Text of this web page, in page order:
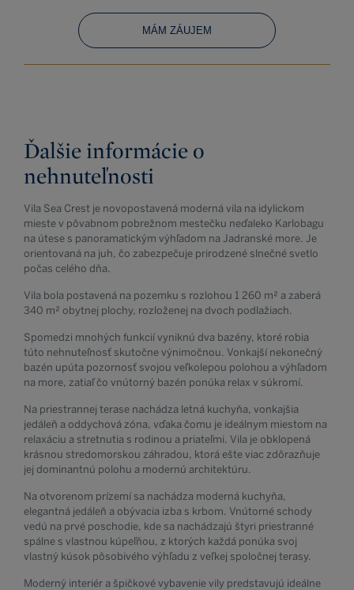
MÁM ZÁUJEM
Ďalšie informácie o
nehnuteľnosti
Vila Sea Crest je novopostavená moderná vila na idylickom
mieste v pôvabnom pobrežnom mestečku neďaleko Karlobagu
na útese s panoramatickým výhľadom na Jadranské more. Je
orientovaná na juh, čo zabezpečuje prirodzené slnečné svetlo
počas celého dňa.
Vila bola postavená na pozemku s rozlohou 1 260 m² a zaberá
340 m² obytnej plochy, rozloženej na dvoch podlažiach.
Spomedzi mnohých funkcií vyniknú dva bazény, ktoré robia
túto nehnuteľnosť skutočne výnimočnou. Vonkajší nekonečný
bazén upúta pozornosť svojou veľkolepou polohou a výhľadom
na more, zatiaľ čo vnútorný bazén ponúka relax v súkromí.
Na priestrannej terase nachádza letná kuchyňa, vonkajšia
jedáleň a oddychová zóna, vďaka čomu je ideálnym miestom na
relaxáciu a stretnutia s rodinou a priateľmi. Vila je obklopená
krásnou stredomorskou záhradou, ktorá ešte viac zdôrazňuje
jej dominantnú polohu a modernú architektúru.
Na otvorenom prízemí sa nachádza moderná kuchyňa,
elegantná jedáleň a obývacia izba s krbom. Vnútorné schody
vedú na prvé poschodie, kde sa nachádzajú štyri priestranné
spálne s vlastnou kúpeľňou, z ktorých každá ponúka svoj
vlastný kúsok pôsobivého výhľadu z veľkej spoločnej terasy.
Moderný interiér a špičkové vybavenie vily predstavujú ideálne